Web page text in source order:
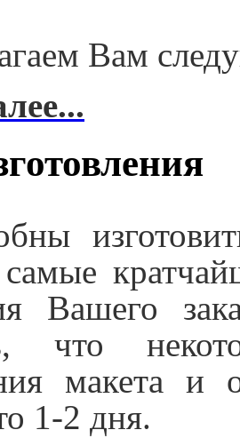
Вам
Вашего
что
макета и
1-2 дня.